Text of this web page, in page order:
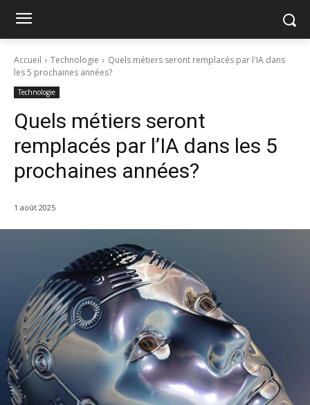
Accueil Technologie
Quels métiers seront remplacés par l'IA dans
les 5 prochaines années?
Technologie
Quels métiers seront
remplacés par l’IA dans les 5
prochaines années?
1 août 2025